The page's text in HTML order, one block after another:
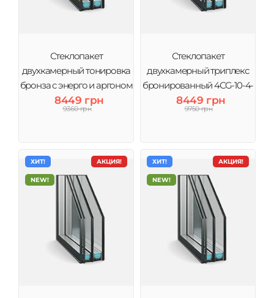
Стеклопакет
двухкамерный тонировка
бронза с энерго и аргоном
4Br-10-4-10Ar-4i (3 стекла)
Виконт
8449 грн
9360 грн
Стеклопакет
двухкамерный триплекс
бронированный 4CG-10-4-
10-4 (3 стекла) Виконт
8449 грн
9750 грн
АКЦИЯ!
ХИТ!
NEW!
АКЦИЯ!
ХИТ!
NEW!